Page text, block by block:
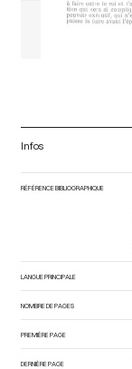
Infos
RÉFÉRENCE BIBLIOGRAPHIQUE
LANGUE PRINCIPALE
NOMBRE DE PAGES
PREMIÈRE PAGE
DERNIÈRE PAGE